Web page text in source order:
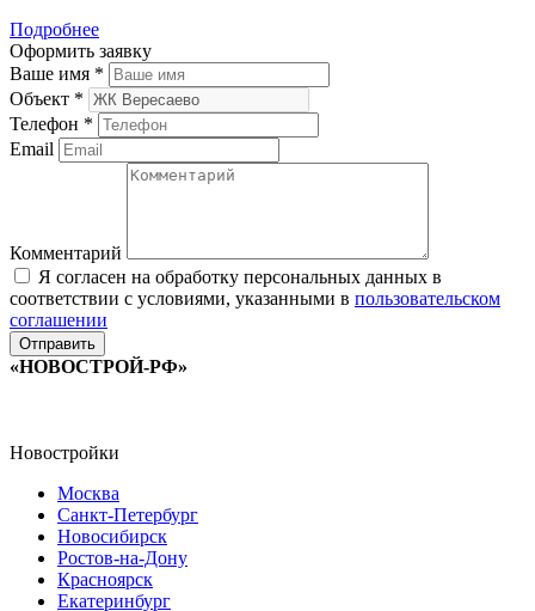
Подробнее
Оформить заявку
Ваше имя *
Объект *
Телефон *
Email
Комментарий
Я согласен на обработку персональных данных в
соответствии с условиями, указанными в пользовательском
соглашении
«НОВОСТРОЙ-РФ»
Новостройки
Москва
Санкт-Петербург
Новосибирск
Ростов-на-Дону
Красноярск
Екатеринбург